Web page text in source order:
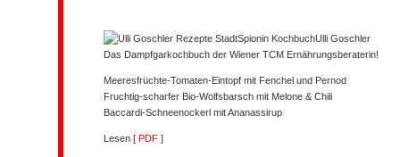
Ulli Goschler
Das Dampfgarkochbuch der Wiener TCM Ernährungsberaterin!
Meeresfrüchte-Tomaten-Eintopf mit Fenchel und Pernod
Fruchtig-scharfer Bio-Wolfsbarsch mit Melone & Chili
Baccardi-Schneenockerl mit Ananassirup
Lesen [ PDF ]